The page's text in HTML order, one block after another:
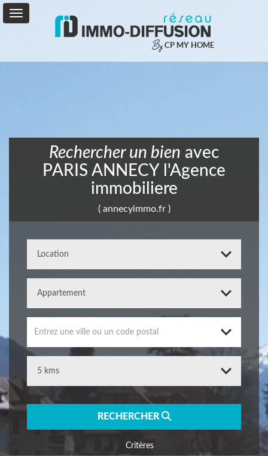
By CP MY HOME
+
Rechercher un bien avec
PARIS ANNECY l'Agence
immobiliere
( annecyimmo.fr )
Entrez une ville ou un code postal
RECHERCHER
Critères